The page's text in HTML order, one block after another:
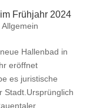
Frühjahr 2024
Allgemein
Hallenbad in
eröffnet
es juristische
Stadt.Ursprünglich